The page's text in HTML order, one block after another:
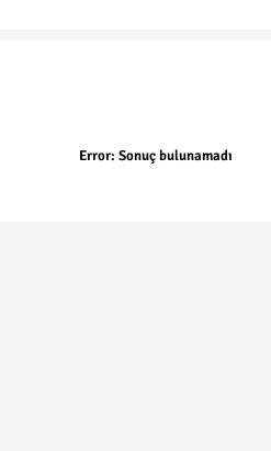
Error: Sonuç bulunamadı